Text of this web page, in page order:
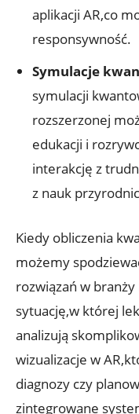
aplikacji AR,co
responsywność.
Symulacje
symulacji
rozszerzonej
edukacji i
interakcję z
z nauk
Kiedy obliczenia
możemy
rozwiązań w
sytuację,w której
analizują
wizualizacje w
diagnozy czy
zintegrowane